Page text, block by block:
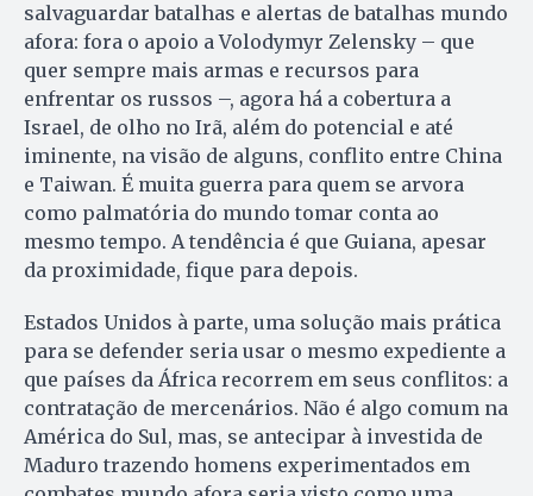
salvaguardar batalhas e alertas de batalhas mundo
afora: fora o apoio a Volodymyr Zelensky – que
quer sempre mais armas e recursos para
enfrentar os russos –, agora há a cobertura a
Israel, de olho no Irã, além do potencial e até
iminente, na visão de alguns, conflito entre China
e Taiwan. É muita guerra para quem se arvora
como palmatória do mundo tomar conta ao
mesmo tempo. A tendência é que Guiana, apesar
da proximidade, fique para depois.
Estados Unidos à parte, uma solução mais prática
para se defender seria usar o mesmo expediente a
que países da África recorrem em seus conflitos: a
contratação de mercenários. Não é algo comum na
América do Sul, mas, se antecipar à investida de
Maduro trazendo homens experimentados em